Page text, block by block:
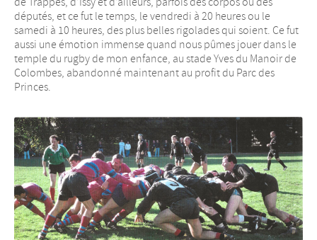
députés, et ce fut le temps, le vendredi à 20 heures ou le
samedi à 10 heures, des plus belles rigolades qui soient. Ce fut
aussi une émotion immense quand nous pûmes jouer dans le
temple du rugby de mon enfance, au stade Yves du Manoir de
Colombes, abandonné maintenant au profit du Parc des
Princes.